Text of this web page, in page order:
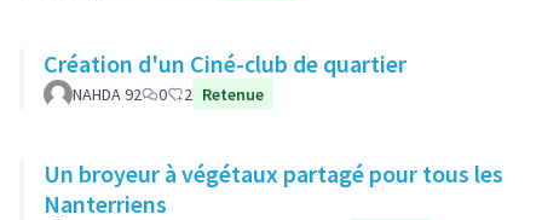
Création d'un Ciné-club de quartier
NAHDA 92 0 2 Retenue
Un broyeur à végétaux partagé pour tous les
Nanterriens